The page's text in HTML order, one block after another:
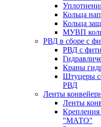
Кольца
Кольца
МУВП
РВД в сборе с
РВД с
Краны
Штуцеры
РВД
Ленты
Ленты
"МАТО"